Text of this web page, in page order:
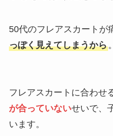
50代のフレアスカートが
っぽく見えてしまうから。
フレアスカートに合わせ
が合っていないせいで、
います。